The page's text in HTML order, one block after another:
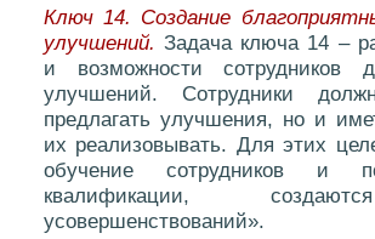
Ключ 14. Создание
улучшений. Задача ключа 14 –
и возможности сотрудников
улучшений. Сотрудники
предлагать улучшения, но и
их реализовывать. Для этих
обучение сотрудников и
квалификации,
усовершенствований».